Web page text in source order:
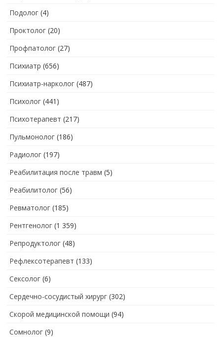
Подолог (4)
Проктолог (20)
Профпатолог (27)
Психиатр (656)
Психиатр-нарколог (487)
Психолог (441)
Психотерапевт (217)
Пульмонолог (186)
Радиолог (197)
Реабилитация после травм (5)
Реабилитолог (56)
Ревматолог (185)
Рентгенолог (1 359)
Репродуктолог (48)
Рефлексотерапевт (133)
Сексолог (6)
Сердечно-сосудистый хирург (302)
Скорой медицинской помощи (94)
Сомнолог (9)